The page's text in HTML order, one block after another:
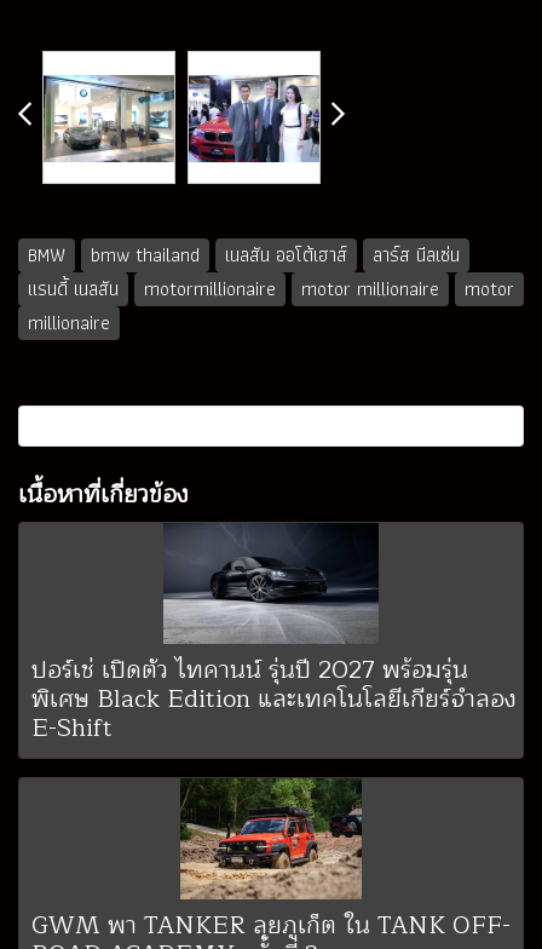
BMW bmw thailand เนลสัน ออโต้เฮาส์
ลาร์ส นีลเซ่น
แรนดี้ เนลสัน
motormillionaire motor millionaire
motor
millionaire
เนื้อหาที่เกี่ยวข้อง
ปอร์เช่ เปิดตัว ไทคานน์ รุ่นปี 2027 พร้อมรุ่น
พิเศษ Black Edition และเทคโนโลยีเกียร์จำลอง
E-Shift
GWM พา TANKER ลุยภูเก็ต ใน TANK OFF-